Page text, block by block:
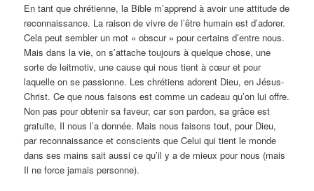
En tant que chrétienne, la Bible m’apprend à avoir une attitude de
reconnaissance. La raison de vivre de l’être humain est d’adorer.
Cela peut sembler un mot « obscur » pour certains d’entre nous.
Mais dans la vie, on s’attache toujours à quelque chose, une
sorte de leitmotiv, une cause qui nous tient à cœur et pour
laquelle on se passionne. Les chrétiens adorent Dieu, en Jésus-
Christ. Ce que nous faisons est comme un cadeau qu’on lui offre.
Non pas pour obtenir sa faveur, car son pardon, sa grâce est
gratuite, Il nous l’a donnée. Mais nous faisons tout, pour Dieu,
par reconnaissance et conscients que Celui qui tient le monde
dans ses mains sait aussi ce qu’il y a de mieux pour nous (mais
Il ne force jamais personne).